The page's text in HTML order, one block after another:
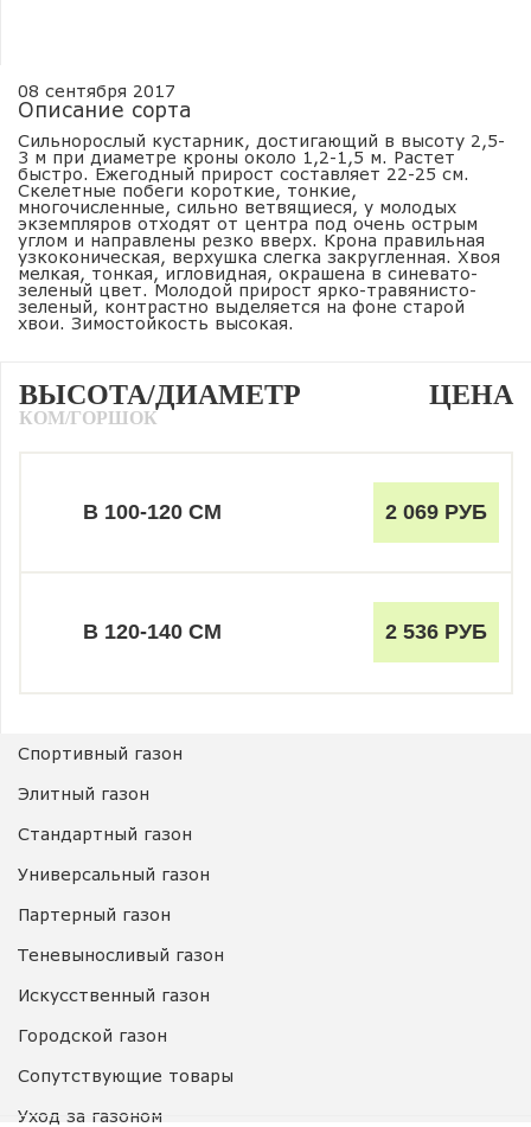
Спортивный газон
Элитный газон
Стандартный газон
Универсальный газон
Партерный газон
Теневыносливый газон
Искусственный газон
Городской газон
Сопутствующие товары
Уход за газоном
08 сентября 2017
Описание сорта
Сильнорослый кустарник, достигающий в высоту 2,5-
3 м при диаметре кроны около 1,2-1,5 м. Растет
быстро. Ежегодный прирост составляет 22-25 см.
Скелетные побеги короткие, тонкие,
многочисленные, сильно ветвящиеся, у молодых
экземпляров отходят от центра под очень острым
углом и направлены резко вверх. Крона правильная
узкоконическая, верхушка слегка закругленная. Хвоя
мелкая, тонкая, игловидная, окрашена в синевато-
зеленый цвет. Молодой прирост ярко-травянисто-
зеленый, контрастно выделяется на фоне старой
хвои. Зимостойкость высокая.
ВЫСОТА/ДИАМЕТР
КОМ/ГОРШОК
ЦЕНА
В 100-120 СМ 2 069 РУБ
В 120-140 СМ 2 536 РУБ